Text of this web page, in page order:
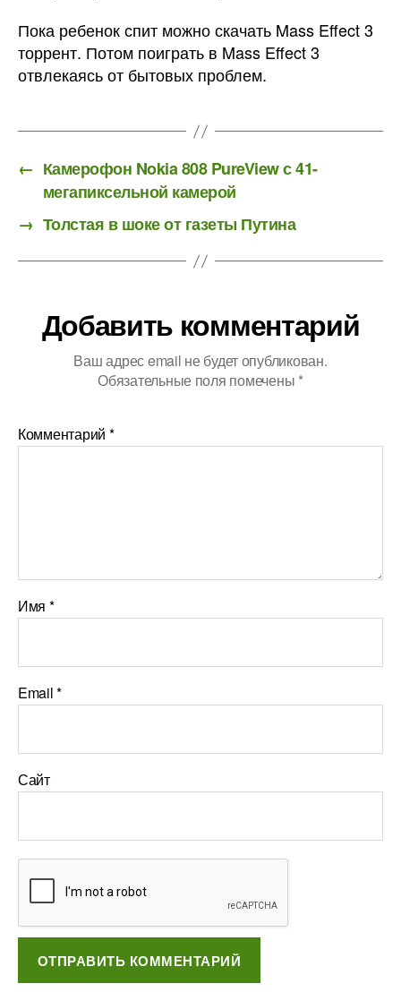
Пока ребенок спит можно скачать Mass Effect 3
торрент. Потом поиграть в Mass Effect 3
отвлекаясь от бытовых проблем.
← Камерофон Nokia 808 PureView с 41-
мегапиксельной камерой
→ Толстая в шоке от газеты Путина
Добавить комментарий
Ваш адрес email не будет опубликован.
Обязательные поля помечены *
Комментарий *
Имя *
Email*
Сайт